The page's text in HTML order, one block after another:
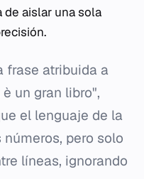
aislar una sola
frase atribuida a
un gran libro",
el lenguaje de la
pero solo
líneas, ignorando